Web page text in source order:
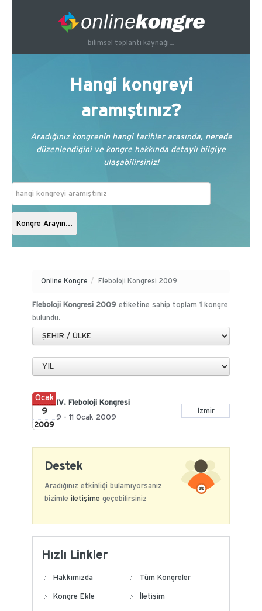
bilimsel toplantı kaynağı...
Hangi kongreyi
aramıştınız?
Aradığınız kongrenin hangi tarihler arasında, nerede
düzenlendiğini ve kongre hakkında detaylı bilgiye
ulaşabilirsiniz!
Online Kongre / Fleboloji Kongresi 2009
Fleboloji Kongresi 2009 etiketine sahip toplam 1
kongre
bulundu.
Ocak
9
2009
IV. Fleboloji Kongresi
9 - 11 Ocak 2009
İzmir
Destek
Aradığınız etkinliği bulamıyorsanız
bizimle iletişime geçebilirsiniz
Hızlı Linkler
Hakkımızda Tüm Kongreler
Kongre Ekle İletişim